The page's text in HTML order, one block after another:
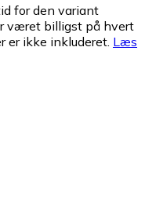
for den variant
været billigst på hvert
er ikke inkluderet. Læs